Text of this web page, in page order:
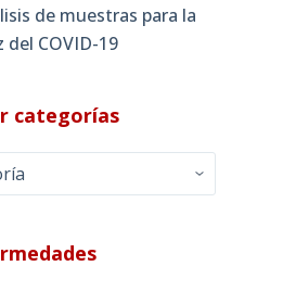
de muestras para la
COVID-19
categorías